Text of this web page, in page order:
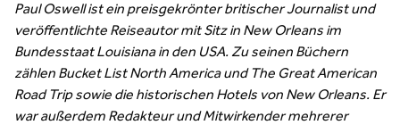
Paul Oswell ist ein preisgekrönter britischer Journalist und
veröffentlichte Reiseautor mit Sitz in New Orleans im
Bundesstaat Louisiana in den USA. Zu seinen Büchern
zählen Bucket List North America und The Great American
Road Trip sowie die historischen Hotels von New Orleans. Er
war außerdem Redakteur und Mitwirkender mehrerer